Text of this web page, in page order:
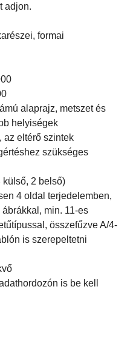
adjon.
formai
alaprajz, metszet és
helyiségek
az eltérő szintek
szükséges
külső, 2 belső)
4 oldal terjedelemben,
min. 11-es
összefűzve A/4-
is szerepeltetni
is be kell